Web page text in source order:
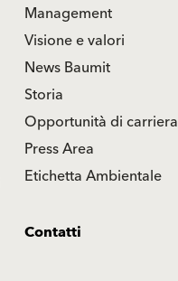
Management
Visione e valori
News Baumit
Storia
Opportunità di carriera
Press Area
Etichetta Ambientale
Contatti